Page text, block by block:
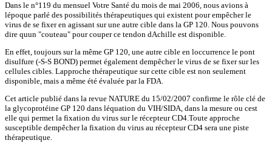
Dans le n°119 du mensuel Votre Santé du mois de mai 2006, nous avions à
lépoque parlé des possibilités thérapeutiques qui existent pour empêcher le
virus de se fixer en agissant sur une autre cible dans la GP 120. Nous pouvons
dire quun "couteau" pour couper ce tendon dAchille est disponible.
En effet, toujours sur la même GP 120, une autre cible en loccurrence le pont
disulfure (-S-S BOND) permet également dempêcher le virus de se fixer sur les
cellules cibles. Lapproche thérapeutique sur cette cible est non seulement
disponible, mais a même été évaluée par la FDA.
Cet article publié dans la revue NATURE du 15/02/2007 confirme le rôle clé de
la glycoprotéine GP 120 dans léquation du VIH/SIDA, dans la mesure ou cest
elle qui permet la fixation du virus sur le récepteur CD4.Toute approche
susceptible dempêcher la fixation du virus au récepteur CD4 sera une piste
thérapeutique.